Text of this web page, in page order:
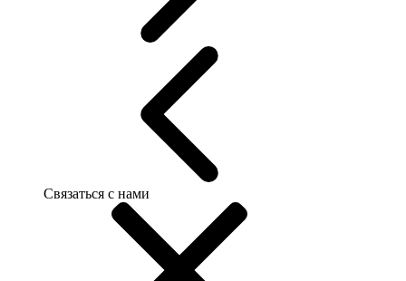
Связаться с нами